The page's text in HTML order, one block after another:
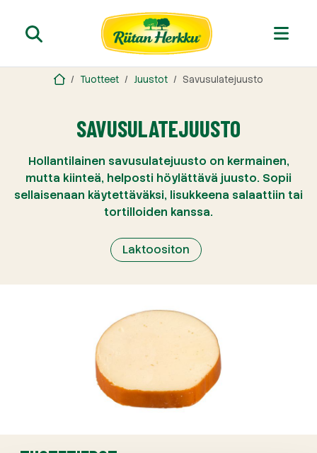
Tuotteet Juustot Savusulatejuusto
SAVUSULATEJUUSTO
Hollantilainen savusulatejuusto on kermainen,
mutta kiinteä, helposti höylättävä juusto. Sopii
sellaisenaan käytettäväksi, lisukkeena salaattiin tai
tortilloiden kanssa.
Laktoositon